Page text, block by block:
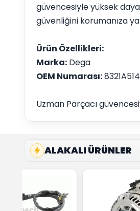
güvencesiyle yüksek
güvenliğini korumanıza
Ürün Özellikleri:
Marka: Dega
OEM Numarası:8321A514
Uzman Parçacı
ALAKALI ÜRÜNLER